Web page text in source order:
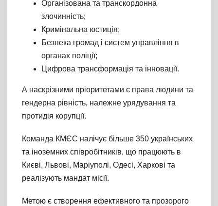
Організована та транскордонна
злочинність;
Кримінальна юстиція;
Безпека громад і систем управління в
органах поліції;
Цифрова трансформація та інновації.
А наскрізними пріоритетами є права людини та
гендерна рівність, належне урядування та
протидія корупції.
Команда КМЄС налічує більше 350 українських
та іноземних співробітників, що працюють в
Києві, Львові, Маріуполі, Одесі, Харкові та
реалізують мандат місії.
Метою є створення ефективного та прозорого